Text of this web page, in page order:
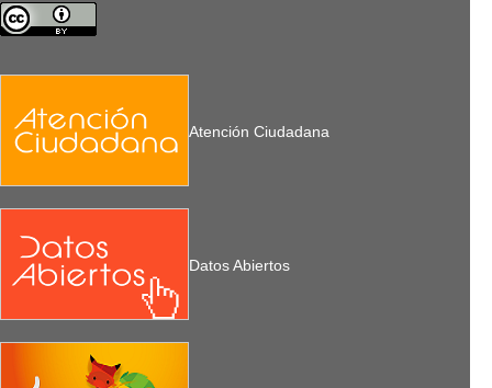
Atención Ciudadana
Datos Abiertos